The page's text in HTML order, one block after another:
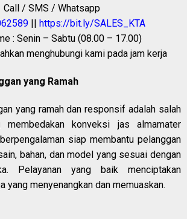
Call / SMS / Whatsapp
|| https://bit.ly/SALES_KTA
: Senin – Sabtu (08.00 – 17.00)
menghubungi kami pada jam kerja
yang Ramah
yang ramah dan responsif adalah salah
konveksi jas almamater
siap membantu pelanggan
bahan, dan model yang sesuai dengan
Pelayanan yang baik menciptakan
yang menyenangkan dan memuaskan.